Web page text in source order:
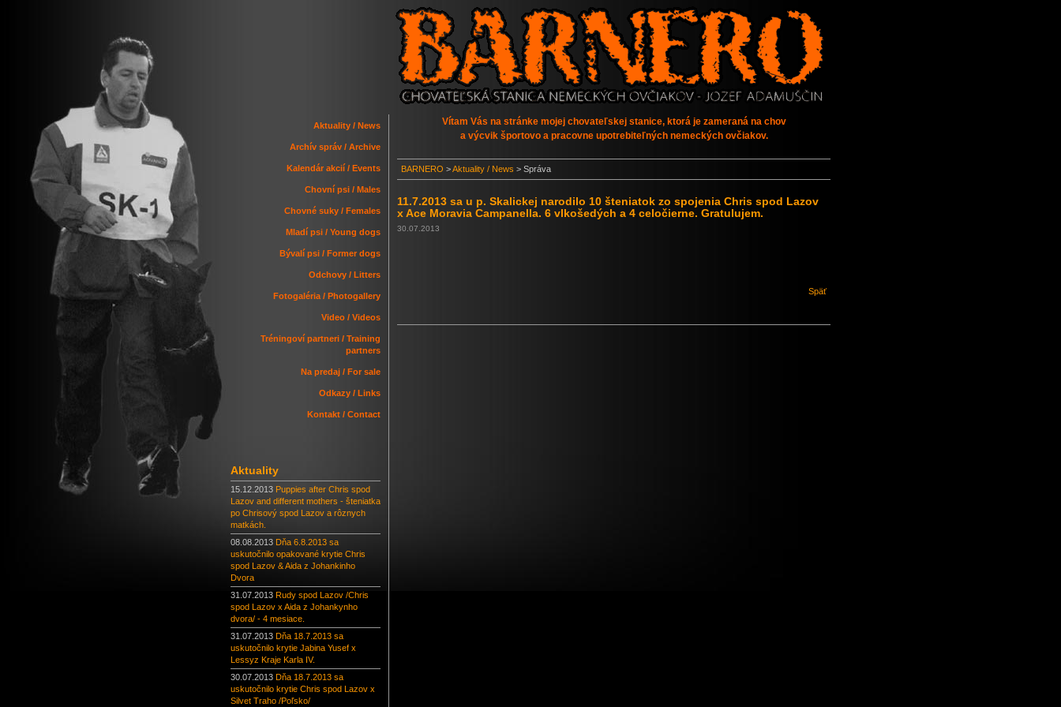
Aktuality / News
Archív správ / Archive
Kalendár akcií / Events
Chovní psi / Males
Chovné suky / Females
Mladí psi / Young dogs
Bývalí psi / Former dogs
Odchovy / Litters
Fotogaléria / Photogallery
Video / Videos
Tréningoví partneri / Training
partners
Na predaj / For sale
Odkazy / Links
Kontakt / Contact
Aktuality
15.12.2013 Puppies after Chris spod
Lazov and different mothers - šteniatka
po Chrisový spod Lazov a rôznych
matkách.
08.08.2013 Dňa 6.8.2013 sa
uskutočnilo opakované krytie Chris
spod Lazov & Aida z Johankinho
Dvora
31.07.2013 Rudy spod Lazov /Chris
spod Lazov x Aida z Johankynho
dvora/ - 4 mesiace.
31.07.2013 Dňa 18.7.2013 sa
uskutočnilo krytie Jabina Yusef x
Lessyz Kraje Karla IV.
30.07.2013 Dňa 18.7.2013 sa
uskutočnilo krytie Chris spod Lazov x
Silvet Traho /Poľsko/
Vítam Vás na stránke mojej chovateľskej stanice, ktorá je zameraná na chov
a výcvik športovo a pracovne upotrebiteľných nemeckých ovčiakov.
BARNERO >Aktuality / News > Správa
11.7.2013 sa u p. Skalickej narodilo 10 šteniatok zo spojenia Chris spod Lazov
x Ace Moravia Campanella. 6 vlkošedých a 4 celočierne. Gratulujem.
30.07.2013
Späť